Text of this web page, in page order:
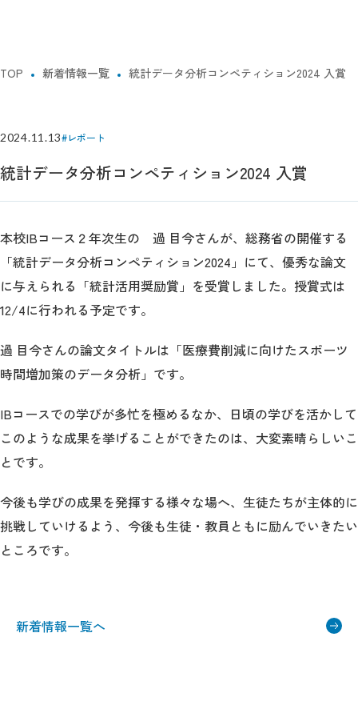
TOP 新着情報一覧 統計データ分析コンペティション2024 入賞
2024.11.13#レポート
統計データ分析コンペティション2024 入賞
本校IBコース２年次生の 過 目今さんが、総務省の開催する
「統計データ分析コンペティション2024」にて、優秀な論文
に与えられる「統計活用奨励賞」を受賞しました。授賞式は
12/4に行われる予定です。
過 目今さんの論文タイトルは「医療費削減に向けたスポーツ
時間増加策のデータ分析」です。
IBコースでの学びが多忙を極めるなか、日頃の学びを活かして
このような成果を挙げることができたのは、大変素晴らしいこ
とです。
今後も学びの成果を発揮する様々な場へ、生徒たちが主体的に
挑戦していけるよう、今後も生徒・教員ともに励んでいきたい
ところです。
新着情報一覧へ